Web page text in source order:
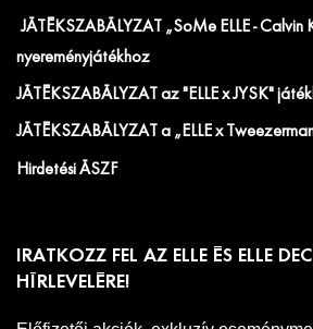
JÁTÉKSZABÁLYZAT „SoMe ELLE - Calvin
nyereményjátékhoz
JÁTÉKSZABÁLYZAT az "ELLE x JYSK"
JÁTÉKSZABÁLYZAT a „ELLE x
Hirdetési ÁSZF
IRATKOZZ FEL AZ ELLE ÉS ELLE
HÍRLEVELÉRE!